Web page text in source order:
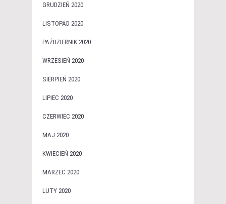
GRUDZIEŃ 2020
LISTOPAD 2020
PAŹDZIERNIK 2020
WRZESIEŃ 2020
SIERPIEŃ 2020
LIPIEC 2020
CZERWIEC 2020
MAJ 2020
KWIECIEŃ 2020
MARZEC 2020
LUTY 2020